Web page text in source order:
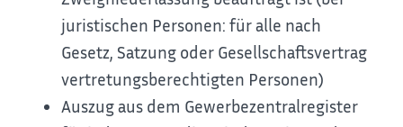
juristischen Personen: für alle nach
Gesetz, Satzung oder Gesellschaftsvertrag
vertretungsberechtigten Personen)
Auszug aus dem Gewerbezentralregister